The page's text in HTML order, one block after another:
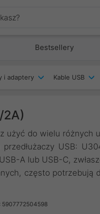
Bestsellery
i adaptery Kable USB
2A)
użyć do wielu różnych
USB:
A lub USB-C,
często potrzebują
5907772504598